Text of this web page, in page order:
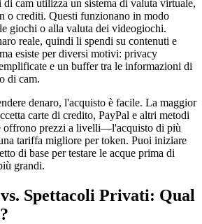
cam utilizza un sistema di valuta virtuale,
o crediti. Questi funzionano in modo
giochi o alla valuta dei videogiochi.
reale, quindi li spendi su contenuti e
esiste per diversi motivi: privacy
e un buffer tra le informazioni di
di cam.
denaro, l'acquisto è facile. La maggior
carte di credito, PayPal e altri metodi
offrono prezzi a livelli—l'acquisto di più
tariffa migliore per token. Puoi iniziare
di base per testare le acque prima di
grandi.
Spettacoli Privati: Qual